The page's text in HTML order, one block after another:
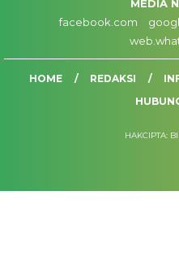
MEDIA
facebook.com
HOME REDAKSI
HAKCIPTA: